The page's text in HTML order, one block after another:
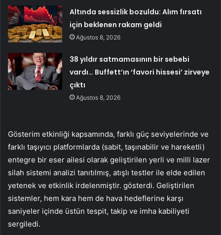
Altında sessizlik bozuldu: Alım fırsatı
için beklenen rakam geldi
Ağustos 8, 2026
38 yıldır satmamasının bir sebebi
vardı… Buffett’ın ‘favori hissesi’ zirveye
çıktı
Ağustos 8, 2026
Gösterim etkinliği kapsamında, farklı güç seviyelerinde ve
farklı taşıyıcı platformlarda (sabit, taşınabilir ve hareketli)
entegre bir eser ailesi olarak geliştirilen yerli ve milli lazer
silah sistemi analizi tanıtılmış, atışlı testler ile elde edilen
yetenek ve etkinlik irdelenmiştir. gösterdi. Geliştirilen
sistemler, hem kara hem de hava hedeflerine karşı
saniyeler içinde üstün tespit, takip ve imha kabiliyeti
sergiledi.